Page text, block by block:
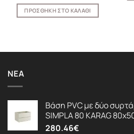
ΠΡΟΣΘΉΚΗ ΣΤΟ ΚΑΛΆΘΙ
ΝΈΑ
Βάση PVC με δύο
SIMPLA 80 KARAG
280.46€